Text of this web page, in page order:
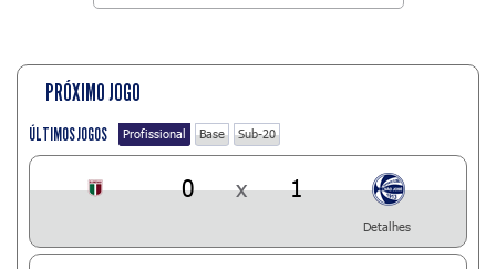
PRÓXIMO JOGO
ÚLTIMOS JOGOS Profissional Base Sub-20
0 x 1
Detalhes